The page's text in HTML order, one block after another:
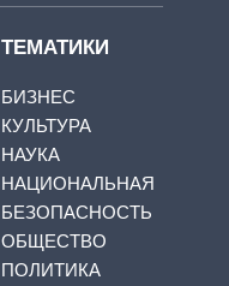
ТЕМАТИКИ
БИЗНЕС
КУЛЬТУРА
НАУКА
НАЦИОНАЛЬНАЯ
БЕЗОПАСНОСТЬ
ОБЩЕСТВО
ПОЛИТИКА